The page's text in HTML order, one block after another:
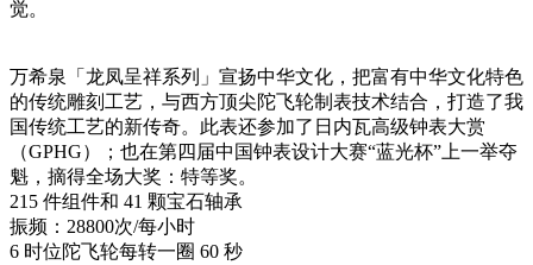
觉。
万希泉「龙凤呈祥系列」宣扬中华文化，把富有中华文化特色
的传统雕刻工艺，与西方顶尖陀飞轮制表技术结合，打造了我
国传统工艺的新传奇。此表还参加了日内瓦高级钟表大赏
（GPHG）；也在第四届中国钟表设计大赛“蓝光杯”上一举夺
魁，摘得全场大奖：特等奖。
215 件组件和 41 颗宝石轴承
振频：28800次/每小时
6 时位陀飞轮每转一圈 60 秒